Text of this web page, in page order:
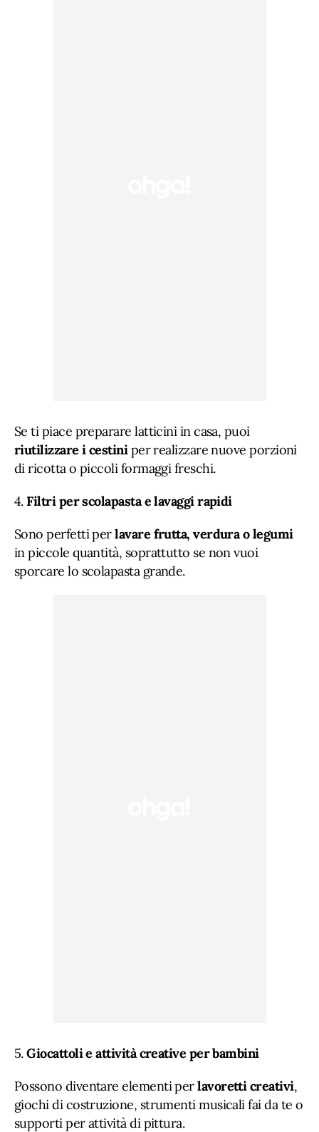
Se ti piace preparare latticini in casa, puoi
riutilizzare i cestiniper realizzare nuove porzioni
di ricotta o piccoli formaggi freschi.
4.Filtri per scolapasta e lavaggi rapidi
Sono perfetti perlavare frutta, verdura o legumi
in piccole quantità, soprattutto se non vuoi
sporcare lo scolapasta grande.
5.Giocattoli e attività creative per bambini
Possono diventare elementi perlavoretti creativi,
giochi di costruzione, strumenti musicali fai da te o
supporti per attività di pittura.